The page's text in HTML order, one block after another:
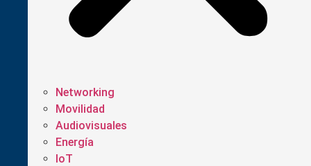
Networking
Movilidad
Audiovisuales
Energía
IoT